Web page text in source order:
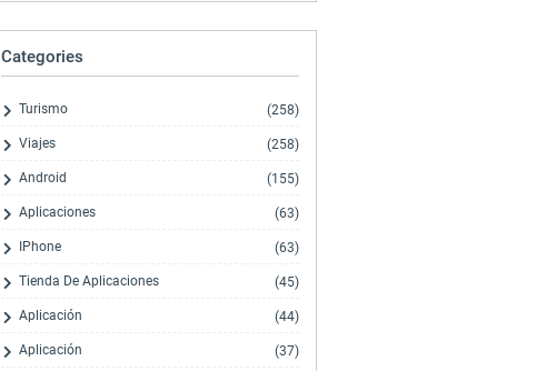
Categories
Turismo (258)
Viajes (258)
Android (155)
Aplicaciones (63)
IPhone (63)
Tienda De Aplicaciones (45)
Aplicación (44)
Aplicación (37)